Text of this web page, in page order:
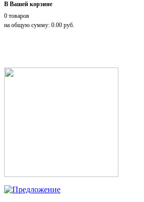
В Вашей корзине
0 товаров
на общую сумму: 0.00 руб.